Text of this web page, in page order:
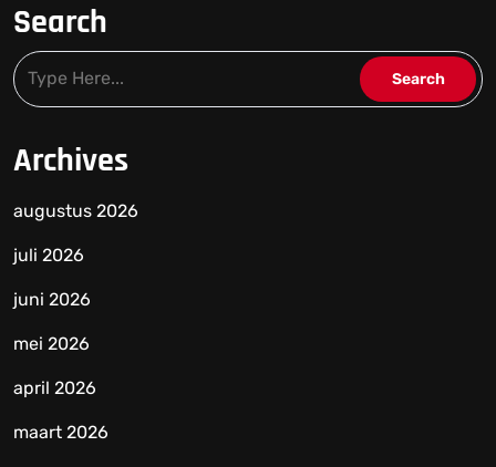
Search
Archives
augustus 2026
juli 2026
juni 2026
mei 2026
april 2026
maart 2026